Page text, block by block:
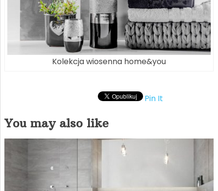
Kolekcja wiosenna home&you
Pin It
You may also like